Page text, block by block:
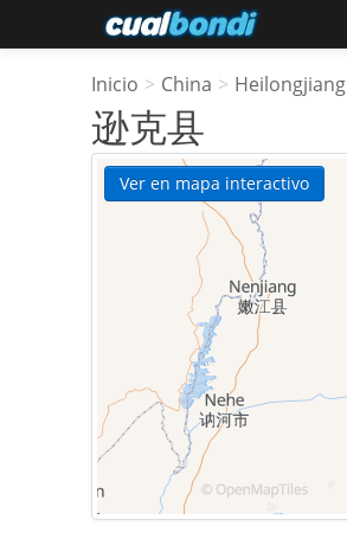
Inicio > China > Heilongjiang
逊克县
Ver en mapa interactivo